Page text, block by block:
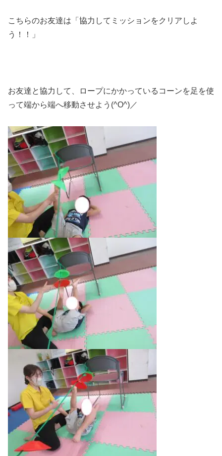
こちらのお友達は「協力してミッションをクリアしよ
う！！」
お友達と協力して、ロープにかかっているコーンを足を使
って端から端へ移動させよう(^O^)／